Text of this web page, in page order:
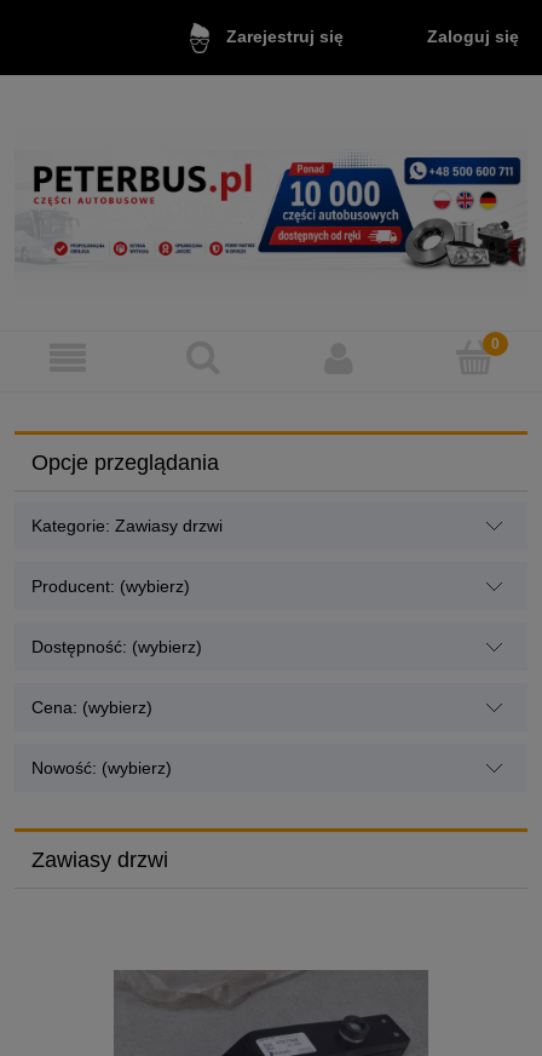
Zarejestruj się Zaloguj się
Opcje przeglądania
Kategorie: Zawiasy drzwi
Producent: (wybierz)
Dostępność: (wybierz)
Cena: (wybierz)
Nowość: (wybierz)
Zawiasy drzwi